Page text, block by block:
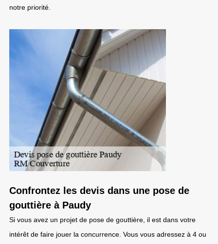
notre priorité.
Confrontez les devis dans une pose de
gouttière à Paudy
Si vous avez un projet de pose de gouttière, il est dans votre
intérêt de faire jouer la concurrence. Vous vous adressez à 4 ou